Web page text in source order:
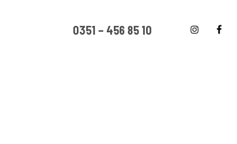
0351 – 456 85 10